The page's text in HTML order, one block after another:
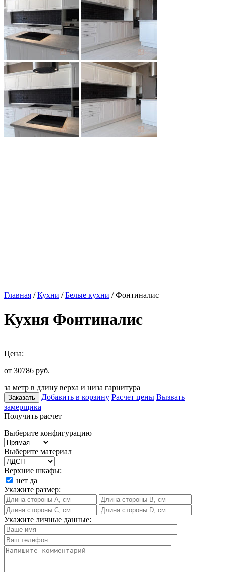
Главная /Кухни /Белые кухни / Фонтиналис
Кухня Фонтиналис
Цена:
от 30786 руб.
за метр в длину верха и низа гарнитура
Заказать Добавить в корзину Расчет цены Вызвать
замерщика
Получить расчет
Выберите конфигурацию
Выберите материал
Верхние шкафы:
нет да
Укажите размер:
Укажите личные данные: